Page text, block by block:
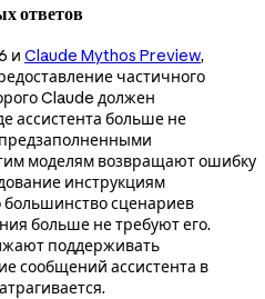
ответов
и Claude Mythos Preview,
частичного
Claude должен
ассистента больше не
моделям возвращают ошибку
инструкциям
большинство сценариев
больше не требуют его.
поддерживать
сообщений ассистента в